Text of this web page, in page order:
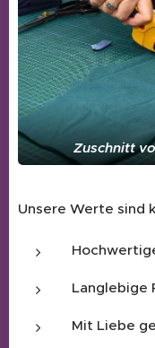
Zuschnitt
Unsere Werte sind
Langlebige
Mit Liebe